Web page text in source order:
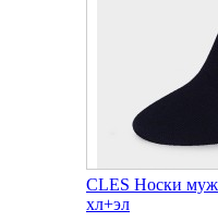
CLES Носки
хл+эл